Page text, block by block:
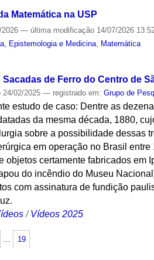
Matemática na USP
2026— última modificação 14/07/2026
Epistemologia e Medicina Matemática
de Ferro do Centro de
24/02/2025— registrado em:Grupo de
estudo de caso: Dentre as
da mesma década, 1880,
sobre a possibilidade dessas
em operação no Brasil
objetos certamente fabricados em
do incêndio do Museu
com assinatura de fundição
/Vídeos 2025
19